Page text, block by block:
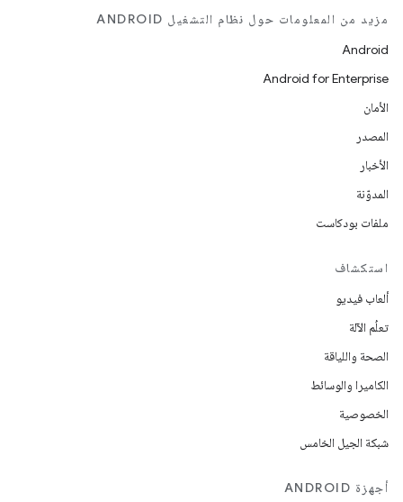
مزيد من المعلومات حول نظام التشغيل ANDROID
Android
Android for Enterprise
الأمان
المصدر
الأخبار
المدوّنة
ملفات بودكاست
استكشاف
ألعاب فيديو
تعلُم الآلة
الصحة واللياقة
الكاميرا والوسائط
الخصوصية
شبكة الجيل الخامس
أجهزة ANDROID